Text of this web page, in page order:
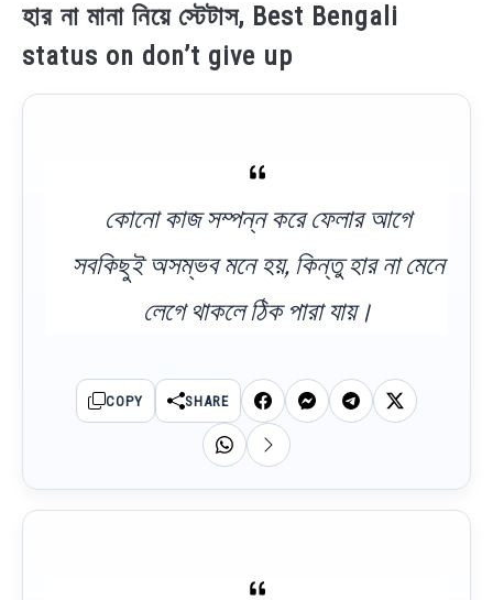
হার না মানা নিয়ে স্টেটাস, Best Bengali
status on don’t give up
কোনো কাজ সম্পন্ন করে ফেলার আগে
সবকিছুই অসম্ভব মনে হয়, কিন্তু হার না মেনে
লেগে থাকলে ঠিক পারা যায়।
COPY SHARE